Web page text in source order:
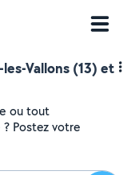
Vallons (13) et
ou tout
Postez votre